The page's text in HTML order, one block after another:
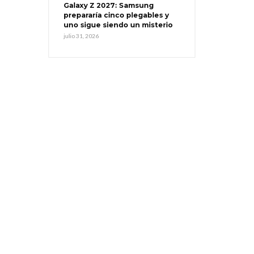
Galaxy Z 2027: Samsung
prepararía cinco plegables y
uno sigue siendo un misterio
julio 31, 2026